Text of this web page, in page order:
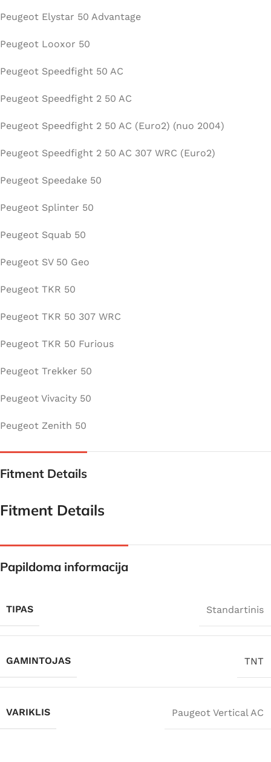
Peugeot Elystar 50 Advantage
Peugeot Looxor 50
Peugeot Speedfight 50 AC
Peugeot Speedfight 2 50 AC
Peugeot Speedfight 2 50 AC (Euro2) (nuo 2004)
Peugeot Speedfight 2 50 AC 307 WRC (Euro2)
Peugeot Speedake 50
Peugeot Splinter 50
Peugeot Squab 50
Peugeot SV 50 Geo
Peugeot TKR 50
Peugeot TKR 50 307 WRC
Peugeot TKR 50 Furious
Peugeot Trekker 50
Peugeot Vivacity 50
Peugeot Zenith 50
Fitment Details
Fitment Details
Papildoma informacija
TIPAS Standartinis
GAMINTOJAS TNT
VARIKLIS Paugeot Vertical AC